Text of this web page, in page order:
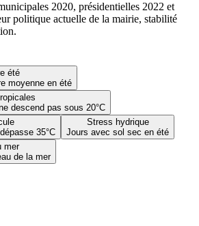
été
moyenne en été
descend pas sous 20°C
35°C
Stress hydrique
Jours avec sol sec en été
mer
de la mer
2020, présidentielles 2022 et
politique actuelle de la mairie, stabilité